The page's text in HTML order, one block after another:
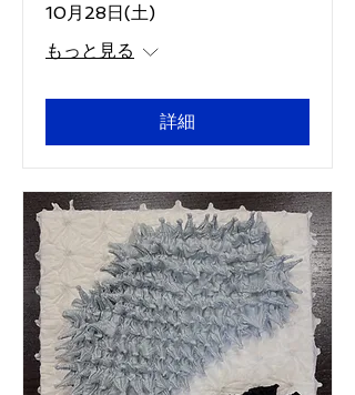
10月28日(土)
もっと見る
詳細